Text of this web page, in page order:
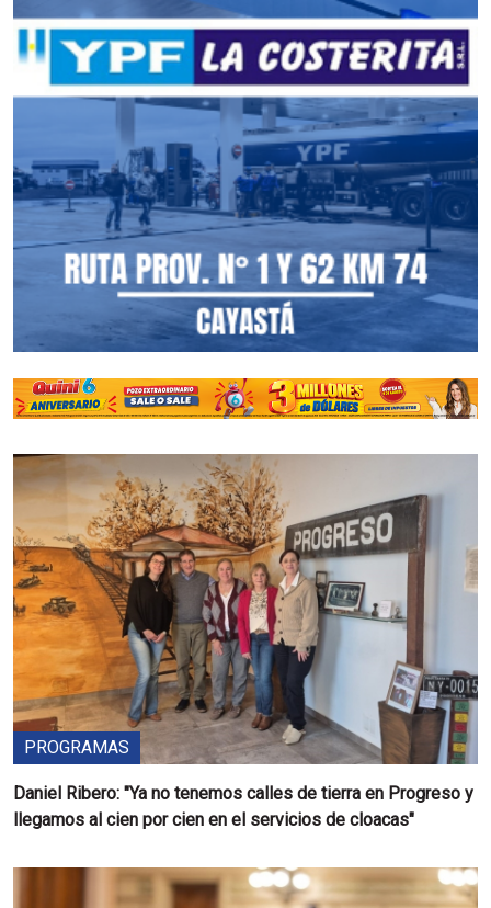
PROGRAMAS
Daniel Ribero: "Ya no tenemos calles de tierra en Progreso y
llegamos al cien por cien en el servicios de cloacas"